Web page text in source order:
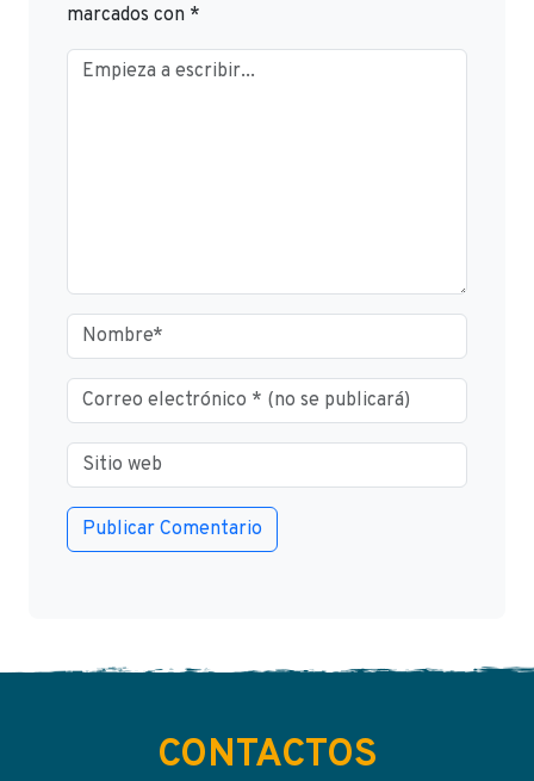
marcados con *
CONTACTOS